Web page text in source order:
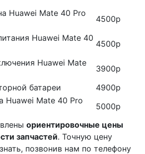
Huawei Mate 40 Pro
4500р
Huawei Mate 40
4500р
Huawei Mate
3900р
батареи
4900р
Huawei Mate 40 Pro
5000р
ориентировочные цены
запчастей. Точную цену
позвонив нам по телефону